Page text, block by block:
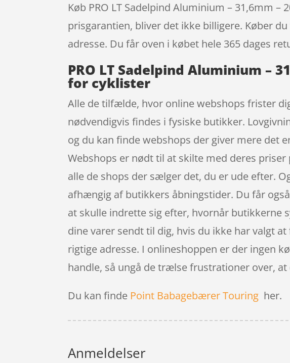
Køb PRO LT Sadelpind Aluminium – 31,6mm
prisgarantien, bliver det ikke billigere. Køber
adresse. Du får oven i købet hele 365 dages
PRO LT Sadelpind Aluminium –
for cyklister
Alle de tilfælde, hvor online webshops frister
nødvendigvis findes i fysiske butikker.
og du kan finde webshops der giver mere det
Webshops er nødt til at skilte med deres
alle de shops der sælger det, du er ude efter.
afhængig af butikkers åbningstider. Du får
at skulle indrette sig efter, hvornår butikkerne
dine varer sendt til dig, hvis du ikke har valgt
rigtige adresse. I onlineshoppen er der ingen
handle, så ungå de trælse frustrationer over,
Du kan finde Point Babagebærer Touring her.
Anmeldelser